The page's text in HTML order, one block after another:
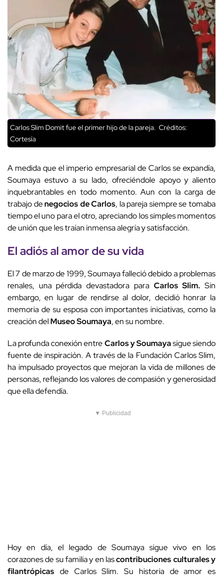
Carlos Slim Domit fue el primer hijo de la pareja. Créditos:
Cortesía
A medida que el imperio empresarial de Carlos se expandía,
Soumaya estuvo a su lado, ofreciéndole apoyo y aliento
inquebrantables en todo momento. Aun con la carga de
trabajo denegocios de Carlos, la pareja siempre se tomaba
tiempo el uno para el otro, apreciando los simples momentos
de unión que les traían inmensa alegría y satisfacción.
El adiós al amor de su vida
El 7 de marzo de 1999, Soumaya falleció debido a problemas
renales, una pérdida devastadora paraCarlos Slim. Sin
embargo, en lugar de rendirse al dolor, decidió honrar la
memoria de su esposa con importantes iniciativas, como la
creación delMuseo Soumaya, en su nombre.
La profunda conexión entreCarlos y Soumayasigue siendo
fuente de inspiración. A través de la Fundación Carlos Slim,
ha impulsado proyectos que mejoran la vida de millones de
personas, reflejando los valores de compasión y generosidad
que ella defendía.
▼ Publicidad
Hoy en día, el legado de Soumaya sigue vivo en los
corazones de su familia y en lascontribuciones culturales y
filantrópicas de Carlos Slim. Su historia de amor es